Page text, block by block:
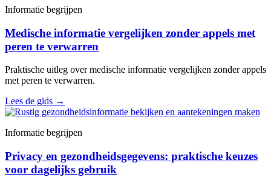
Informatie begrijpen
Medische informatie vergelijken zonder appels met
peren te verwarren
Praktische uitleg over medische informatie vergelijken zonder appels
met peren te verwarren.
Lees de gids →
Informatie begrijpen
Privacy en gezondheidsgegevens: praktische keuzes
voor dagelijks gebruik